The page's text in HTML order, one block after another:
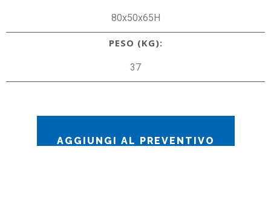
80x50x65H
PESO (KG):
37
AGGIUNGI AL PREVENTIVO